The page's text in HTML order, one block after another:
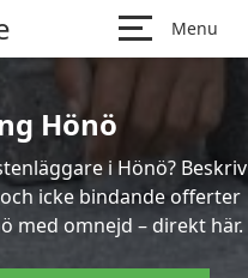
Menu
Hönö
i Hönö? Beskriv
icke bindande offerter
med omnejd – direkt här.